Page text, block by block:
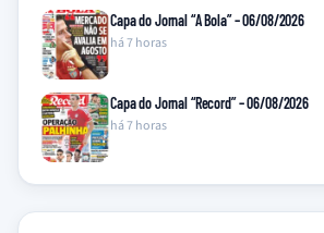
Capa do Jornal “A Bola” – 06/08/2026
há 7 horas
Capa do Jornal “Record” – 06/08/2026
há 7 horas